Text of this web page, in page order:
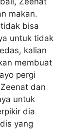
makan.
bisa
untuk tidak
kalian
membuat
pergi
dan
untuk
dia
yang